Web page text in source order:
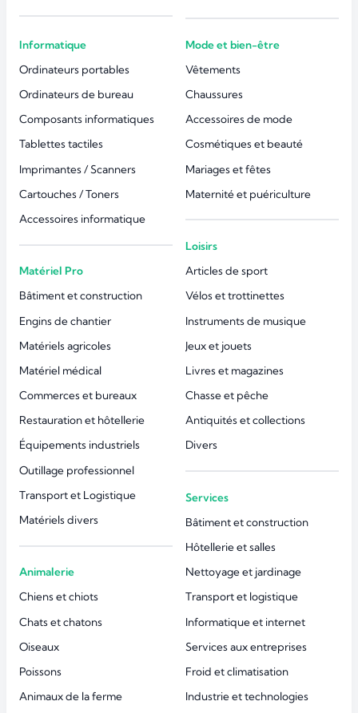
Informatique
Ordinateurs portables
Ordinateurs de bureau
Composants informatiques
Tablettes tactiles
Imprimantes / Scanners
Cartouches / Toners
Accessoires informatique
Matériel Pro
Bâtiment et construction
Engins de chantier
Matériels agricoles
Matériel médical
Commerces et bureaux
Restauration et hôtellerie
Équipements industriels
Outillage professionnel
Transport et Logistique
Matériels divers
Animalerie
Chiens et chiots
Chats et chatons
Oiseaux
Poissons
Animaux de la ferme
Mode et bien-être
Vêtements
Chaussures
Accessoires de mode
Cosmétiques et beauté
Mariages et fêtes
Maternité et puériculture
Loisirs
Articles de sport
Vélos et trottinettes
Instruments de musique
Jeux et jouets
Livres et magazines
Chasse et pêche
Antiquités et collections
Divers
Services
Bâtiment et construction
Hôtellerie et salles
Nettoyage et jardinage
Transport et logistique
Informatique et internet
Services aux entreprises
Froid et climatisation
Industrie et technologies